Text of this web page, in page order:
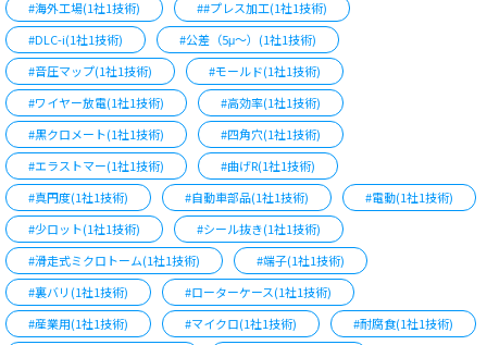
#海外工場(1社1技術)
##プレス加工(1社1技術)
#DLC-i(1社1技術)
#公差（5μ～）(1社1技術)
#音圧マップ(1社1技術)
#モールド(1社1技術)
#ワイヤー放電(1社1技術)
#高効率(1社1技術)
#黒クロメート(1社1技術)
#四角穴(1社1技術)
#エラストマー(1社1技術)
#曲げR(1社1技術)
#真円度(1社1技術)
#自動車部品(1社1技術)
#電動(1社1技術)
#少ロット(1社1技術)
#シール抜き(1社1技術)
#滑走式ミクロトーム(1社1技術)
#端子(1社1技術)
#裏バリ(1社1技術)
#ローターケース(1社1技術)
#産業用(1社1技術)
#マイクロ(1社1技術)
#耐腐食(1社1技術)